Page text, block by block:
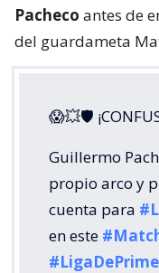
Pacheco antes de
del guardameta
😱💥🛡
Guillermo
propio arco y
cuenta para
en este